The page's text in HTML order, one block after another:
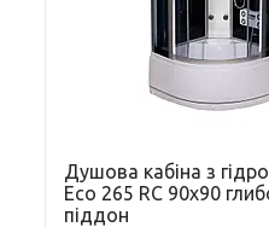
Душова кабіна з
Eco 265 RC 90х90
піддон